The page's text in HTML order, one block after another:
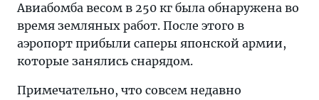
Авиабомба весом в 250 кг была обнаружена во
время земляных работ. После этого в
аэропорт прибыли саперы японской армии,
которые занялись снарядом.
Примечательно, что совсем недавно